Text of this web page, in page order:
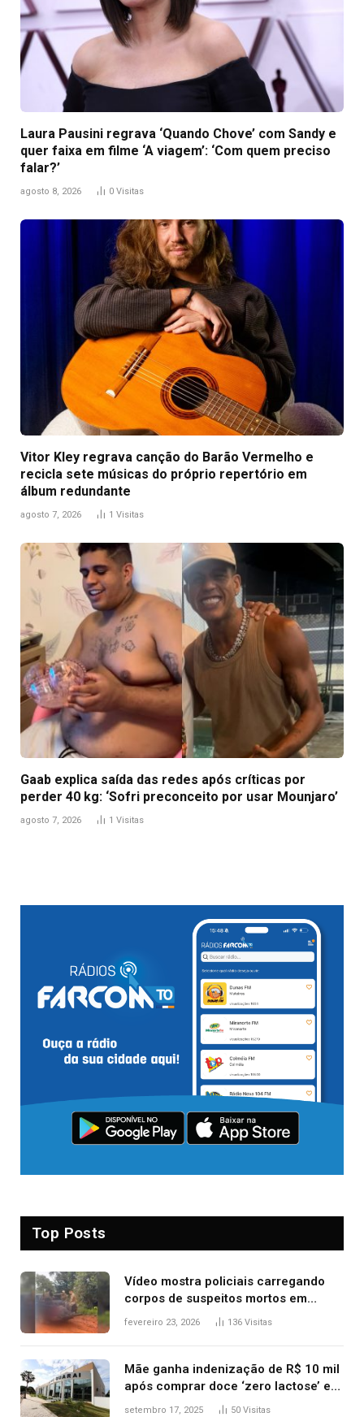
Laura Pausini regrava ‘Quando Chove’ com Sandy e
quer faixa em filme ‘A viagem’: ‘Com quem preciso
falar?’
agosto 8, 2026 0 Visitas
Vitor Kley regrava canção do Barão Vermelho e
recicla sete músicas do próprio repertório em
álbum redundante
agosto 7, 2026 1 Visitas
Gaab explica saída das redes após críticas por
perder 40 kg: ‘Sofri preconceito por usar Mounjaro’
agosto 7, 2026 1 Visitas
Top Posts
Vídeo mostra policiais carregando
corpos de suspeitos mortos em
confronto dentro de caminhonete
fevereiro 23, 2026 136 Visitas
Mãe ganha indenização de R$ 10 mil
após comprar doce ‘zero lactose’ e
filha ter reação alérgica grave
setembro 17, 2025 50 Visitas